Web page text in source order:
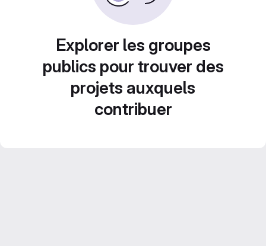
Explorer les groupes
publics pour trouver des
projets auxquels
contribuer